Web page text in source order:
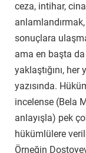
ceza, intihar,
sonuçlara
ama en başta da
yaklaştığını, her
yazısında.
incelense (Bela
anlayışla) pek
hükümlülere
Örneğin